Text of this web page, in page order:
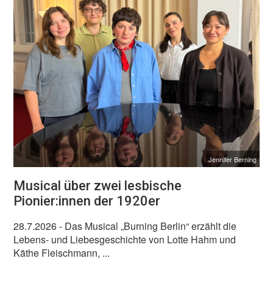
Jennifer Berning
Musical über zwei lesbische
Pionier:innen der 1920er
28.7.2026- Das Musical „Burning Berlin“ erzählt die
Lebens- und Liebesgeschichte von Lotte Hahm und
Käthe Fleischmann, ...